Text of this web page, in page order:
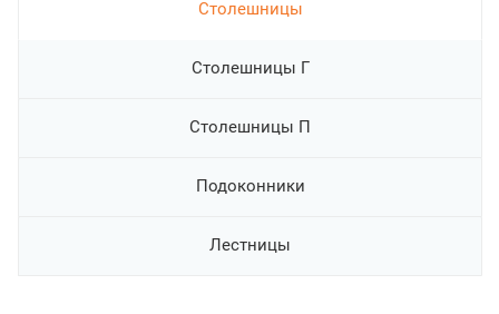
Cтолешницы
Столешницы Г
Столешницы П
Подоконники
Лестницы